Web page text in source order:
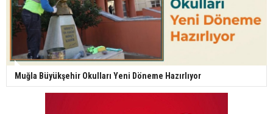
Muğla Büyükşehir Okulları Yeni Döneme Hazırlıyor